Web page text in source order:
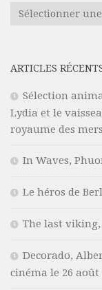
Catégories
ARTICLES
Sélection
Lydia et le
royaume des
In Waves,
Le héros de
The last viking,
Decorado,
cinéma le 26 août